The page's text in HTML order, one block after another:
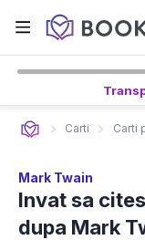
Carti Carti
Mark Twain
Invat sa
dupa Mark